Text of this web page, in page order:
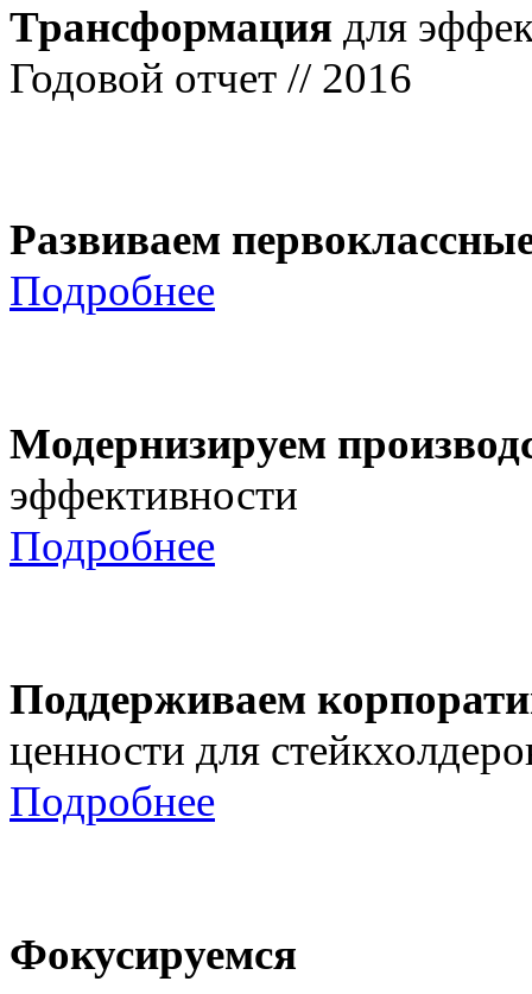
Трансформация для
Годовой отчет // 2016
Развиваем
Подробнее
Модернизируем
эффективности
Подробнее
Поддерживаем
ценности для
Подробнее
Фокусируемся